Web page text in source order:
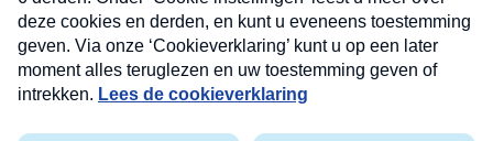
Nieuwsbrief
Neem hier een gratis abonnement op onze
nieuwsbrief. Elke vrijdag- en dinsdagochtend in uw